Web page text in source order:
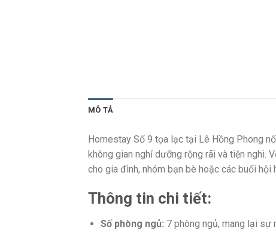
MÔ TẢ
Homestay Số 9 tọa lạc tại Lê Hồng Phong
không gian nghỉ dưỡng rộng rãi và tiện nghi.
cho gia đình, nhóm bạn bè hoặc các buổi hội
Thông tin chi tiết:
Số phòng ngủ: 7 phòng ngủ, mang lại sự